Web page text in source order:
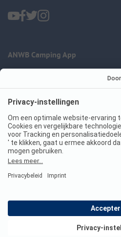
ANWB Camping App
Imprint
Jouw privacy
Wet digitale diensten